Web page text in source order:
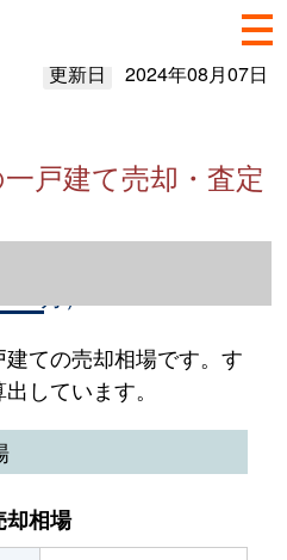
更新日 2024年08月07日
戸建て売却・査定
建て売却情報（2023
ての売却相場です。す
しています。
却相場